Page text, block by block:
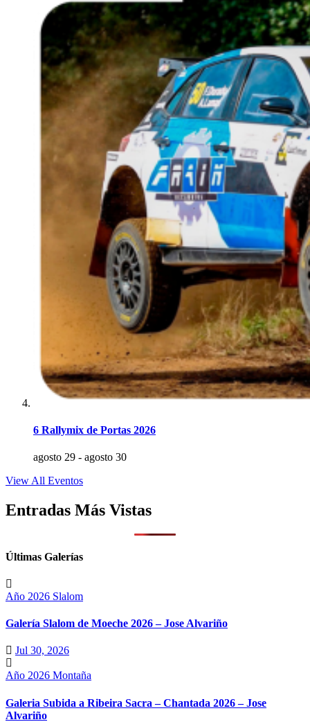
6 Rallymix de Portas 2026
agosto 29 - agosto 30
View All Eventos
Entradas Más Vistas
Últimas Galerías
Año 2026 Slalom
Galería Slalom de Moeche 2026 – Jose Alvariño
Jul 30, 2026
Año 2026 Montaña
Galeria Subida a Ribeira Sacra – Chantada 2026 – Jose
Alvariño